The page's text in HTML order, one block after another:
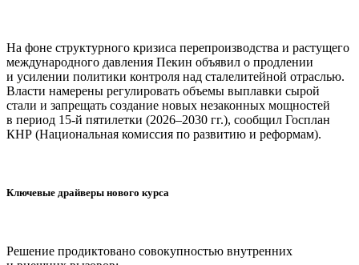
На фоне структурного кризиса перепроизводства и растущего
международного давления Пекин объявил о продлении
и усилении политики контроля над сталелитейной отраслью.
Власти намерены регулировать объемы выплавки сырой
стали и запрещать создание новых незаконных мощностей
в период 15-й пятилетки (2026–2030 гг.), сообщил Госплан
КНР (Национальная комиссия по развитию и реформам).
Ключевые драйверы нового курса
Решение продиктовано совокупностью внутренних